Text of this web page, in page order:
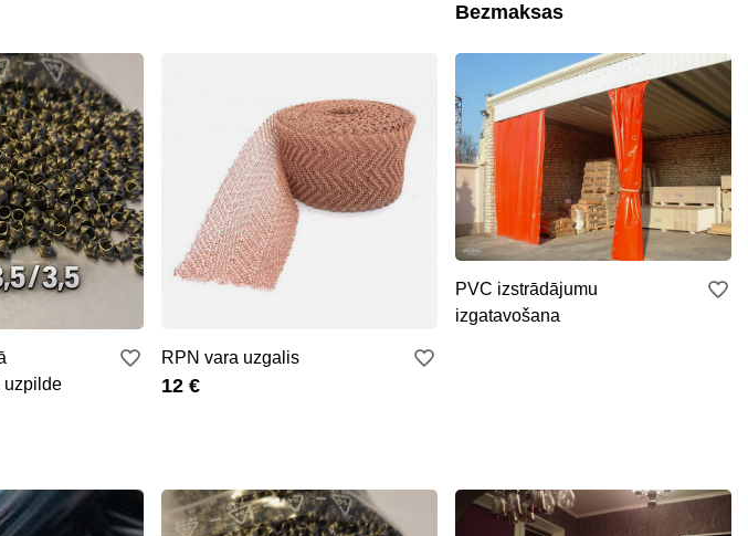
Bezmaksas
uzpilde
RPN vara uzgalis
12 €
PVC izstrādājumu
izgatavošana